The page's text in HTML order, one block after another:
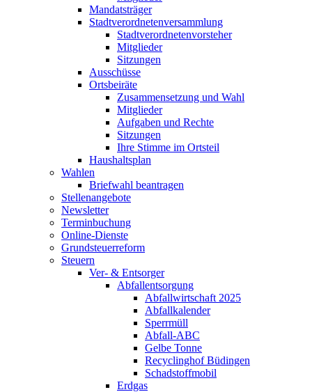
Mandatsträger
Stadtverordnetenversammlung
Stadtverordnetenvorsteher
Mitglieder
Sitzungen
Ausschüsse
Ortsbeiräte
Zusammensetzung und Wahl
Mitglieder
Aufgaben und Rechte
Sitzungen
Ihre Stimme im Ortsteil
Haushaltsplan
Wahlen
Briefwahl beantragen
Stellenangebote
Newsletter
Terminbuchung
Online-Dienste
Grundsteuerreform
Steuern
Ver- & Entsorger
Abfallentsorgung
Abfallwirtschaft 2025
Abfallkalender
Sperrmüll
Abfall-ABC
Gelbe Tonne
Recyclinghof Büdingen
Schadstoffmobil
Erdgas